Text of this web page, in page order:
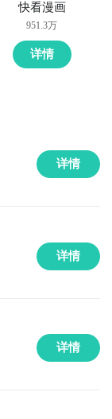
快看漫画
951.3万
详情
详情
详情
详情